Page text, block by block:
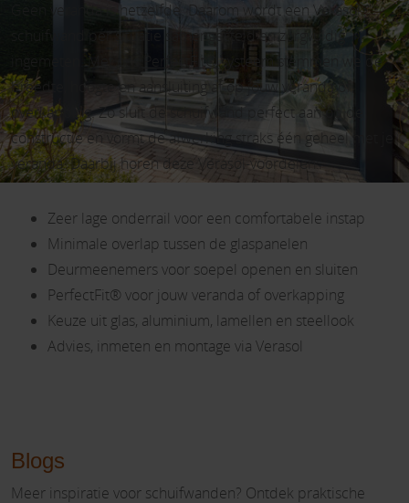
Geen veranda is hetzelfde. Daarom wordt een Verasol
schuifwand per situatie samengesteld en zorgvuldig
ingemeten. Met ons
PerfectFit®systeem stemmen we de
breedte, hoogte en aansluiting af op jouw veranda of
overkapping. Zo sluit de schuifwand perfect aan op de
constructie en vormt de afwerking straks één geheel met je
veranda. Daarbij horen deze Verasol-voordelen:
Zeer lage onderrail voor een comfortabele instap
Minimale overlap tussen de glaspanelen
Deurmeenemers voor soepel openen en sluiten
PerfectFit® voor jouw veranda of overkapping
Keuze uit glas, aluminium, lamellen en steellook
Advies, inmeten en montage via Verasol
Blogs
Meer inspiratie voor schuifwanden? Ontdek praktische